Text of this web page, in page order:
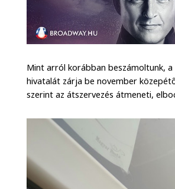
Mint arról korábban beszámoltunk,
hivatalát zárja be november
szerint az átszervezés átmeneti,